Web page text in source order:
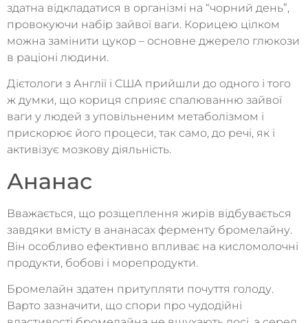
здатна відкладатися в організмі на “чорний день”,
провокуючи набір зайвої ваги. Корицею цілком
можна замінити цукор – основне джерело глюкози
в раціоні людини.
Дієтологи з Англії і США прийшли до одного і того
ж думки, що кориця сприяє спалюванню зайвої
ваги у людей з уповільненим метаболізмом і
прискорює його процеси, так само, до речі, як і
активізує мозкову діяльність.
Ананас
Вважається, що розщеплення жирів відбувається
завдяки вмісту в ананасах ферменту бромелайну.
Він особливо ефективно впливає на кисломолочні
продукти, бобові і морепродукти.
Бромелайн здатен притупляти почуття голоду.
Варто зазначити, що спори про чудодійні